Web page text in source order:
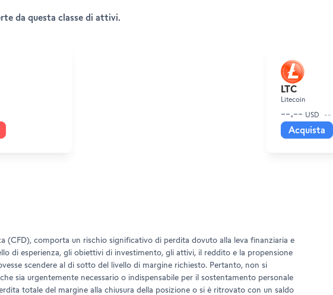
da questa classe di attivi.
LTC
Litecoin
--.-- USD --
Acquista
comporta un rischio significativo di perdita dovuto alla leva finanziaria e
di esperienza, gli obiettivi di investimento, gli attivi, il reddito e la propensione
scendere al di sotto del livello di margine richiesto. Pertanto, non si
sia urgentemente necessario o indispensabile per il sostentamento personale
totale del margine alla chiusura della posizione o si è ritrovato con un saldo